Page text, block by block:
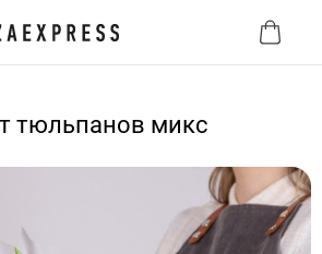
тюльпанов микс